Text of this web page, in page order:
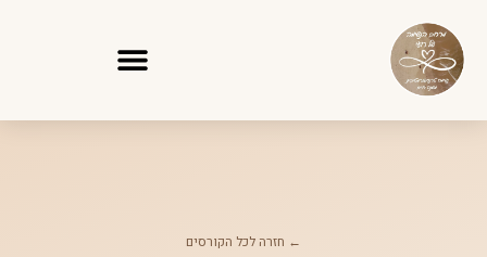
לתוכן
← חזרה לכל הקורסים